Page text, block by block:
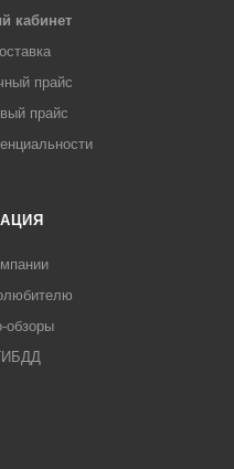
кабинет
прайс
прайс
обзоры